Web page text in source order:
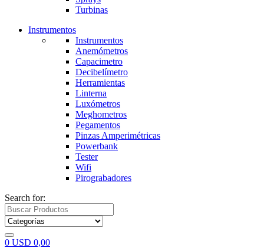
Turbinas
Instrumentos
Instrumentos
Anemómetros
Capacimetro
Decibelímetro
Herramientas
Linterna
Luxómetros
Meghometros
Pegamentos
Pinzas Amperimétricas
Powerbank
Tester
Wifi
Pirograbadores
Search for:
0 USD 0,00